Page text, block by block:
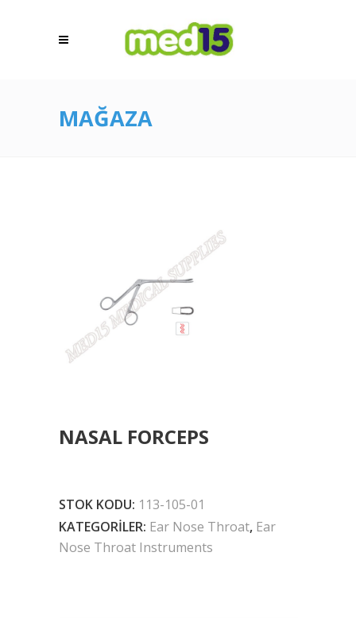
MAĞAZA
NASAL FORCEPS
STOK KODU: 113-105-01
KATEGORILER: Ear Nose Throat, Ear
Nose Throat Instruments